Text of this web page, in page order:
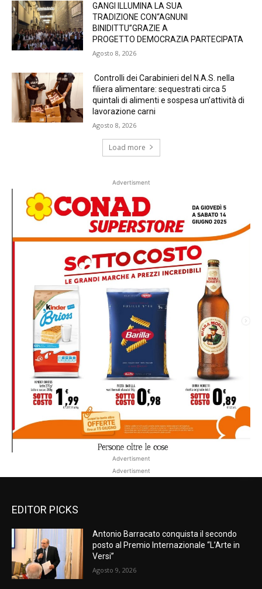
GANGI ILLUMINA LA SUA
TRADIZIONE CON“AGNUNI
BINIDITTU”GRAZIE A
PROGETTO DEMOCRAZIA PARTECIPATA
Agosto 8, 2026
Controlli dei Carabinieri del N.A.S. nella
filiera alimentare: sequestrati circa 5
quintali di alimenti e sospesa un’attività di
lavorazione carni
Agosto 8, 2026
Load more
Advertisment
Advertisment
Advertisment
EDITOR PICKS
Antonio Barracato conquista il secondo
posto al Premio Internazionale “L’Arte in
Versi”
Agosto 9, 2026